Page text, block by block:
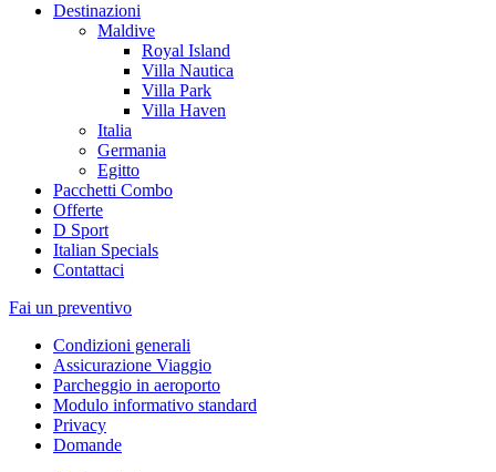
Destinazioni
Maldive
Royal Island
Villa Nautica
Villa Park
Villa Haven
Italia
Germania
Egitto
Pacchetti Combo
Offerte
D Sport
Italian Specials
Contattaci
Fai un preventivo
Condizioni generali
Assicurazione Viaggio
Parcheggio in aeroporto
Modulo informativo standard
Privacy
Domande